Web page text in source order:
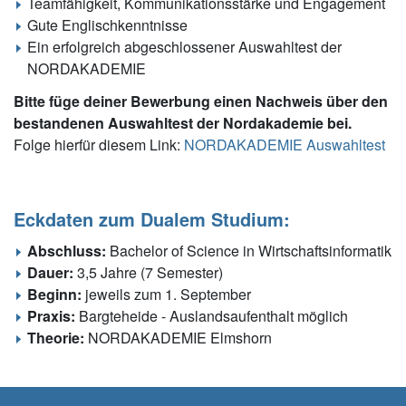
Gute Englischkenntnisse
Ein erfolgreich abgeschlossener Auswahltest der
NORDAKADEMIE
Bitte füge deiner Bewerbung einen Nachweis über den
bestandenen Auswahltest der Nordakademie bei.
Folge hierfür diesem Link: NORDAKADEMIE Auswahltest
Eckdaten zum Dualem Studium:
Abschluss: Bachelor of Science in Wirtschaftsinformatik
Dauer: 3,5 Jahre (7 Semester)
Beginn: jeweils zum 1. September
Praxis: Bargteheide - Auslandsaufenthalt möglich
Theorie: NORDAKADEMIE Elmshorn